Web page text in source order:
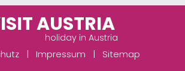
AUSTRIA
holiday in Austria
| Impressum | Sitemap